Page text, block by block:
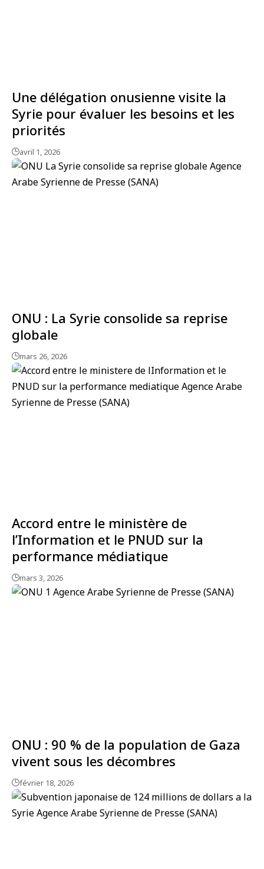
Une délégation onusienne visite la
Syrie pour évaluer les besoins et les
priorités
avril 1, 2026
ONU : La Syrie consolide sa reprise
globale
mars 26, 2026
Accord entre le ministère de
l’Information et le PNUD sur la
performance médiatique
mars 3, 2026
ONU : 90 % de la population de Gaza
vivent sous les décombres
février 18, 2026